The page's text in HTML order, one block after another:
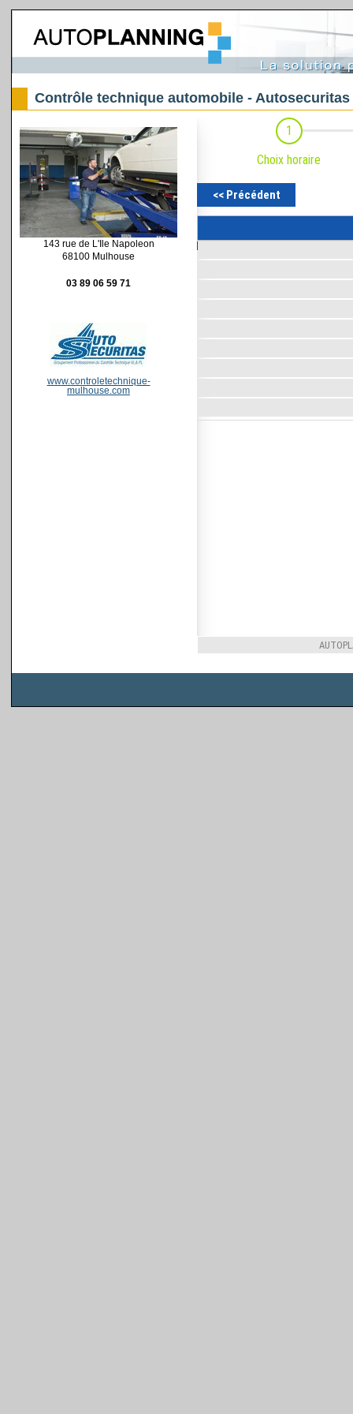
Contrôle technique automobile - Autosecuritas
143 rue de L'Ile Napoleon
68100 Mulhouse
03 89 06 59 71
www.controletechnique-
mulhouse.com